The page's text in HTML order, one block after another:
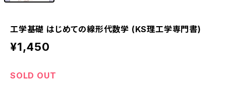
工学基礎 はじめての線形代数学 (KS理工学専門書)
¥1,450
SOLD OUT